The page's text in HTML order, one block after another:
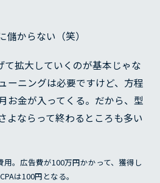
儲からない（笑）
拡大していくのが基本じゃな
ーニングは必要ですけど、方程
お金が入ってくる。だから、型
よならって終わるところも多い
。広告費が100万円かかって、獲得し
は100円となる。